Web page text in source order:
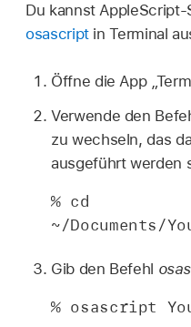
Du kannst
osascriptin Terminal
Öffne die App
Verwende den
zu wechseln, das
ausgeführt werden
% cd
~/Documents/
Gib den Befehl
% osascript